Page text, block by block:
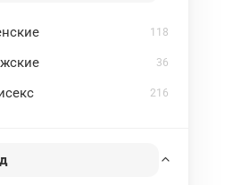
118
36
216